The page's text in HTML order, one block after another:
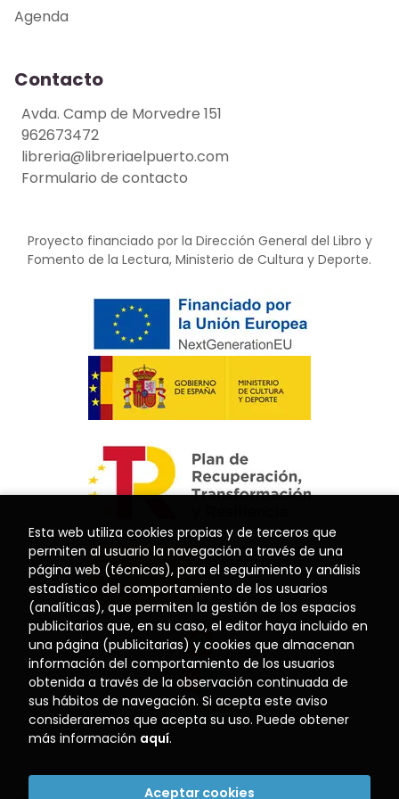
Agenda
Contacto
Avda. Camp de Morvedre 151
962673472
libreria@libreriaelpuerto.com
Formulario de contacto
Proyecto financiado por la Dirección General del Libro y
Fomento de la Lectura, Ministerio de Cultura y Deporte.
Esta web utiliza cookies propias y de terceros que
permiten al usuario la navegación a través de una
página web (técnicas), para el seguimiento y análisis
estadístico del comportamiento de los usuarios
(analíticas), que permiten la gestión de los espacios
publicitarios que, en su caso, el editor haya incluido en
una página (publicitarias) y cookies que almacenan
información del comportamiento de los usuarios
obtenida a través de la observación continuada de
sus hábitos de navegación. Si acepta este aviso
consideraremos que acepta su uso. Puede obtener
más información aquí.
Aceptar cookies